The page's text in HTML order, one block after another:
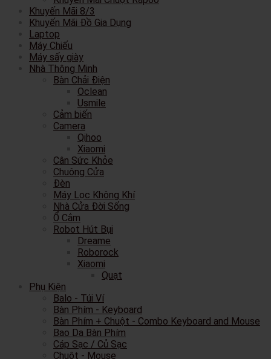
Khuyến Mãi 8/3
Khuyến Mãi Đồ Gia Dụng
Laptop
Máy Chiếu
Máy sấy giày
Nhà Thông Minh
Bàn Chải Điện
Oclean
Usmile
Cảm biến
Camera
Qihoo
Xiaomi
Cân Sức Khỏe
Chuông Cửa
Đèn
Máy Lọc Không Khí
Nhà Cửa Đời Sống
Ổ Cắm
Robot Hút Bụi
Dreame
Roborock
Xiaomi
Quạt
Phụ Kiện
Balo - Túi Ví
Bàn Phím - Keyboard
Bàn Phím + Chuột - Combo Keyboard and Mouse
Bao Da Bàn Phím
Cáp Sạc / Củ Sạc
Chuột - Mouse